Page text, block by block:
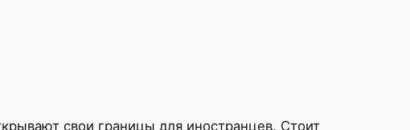
свои границы для иностранцев. Стоит